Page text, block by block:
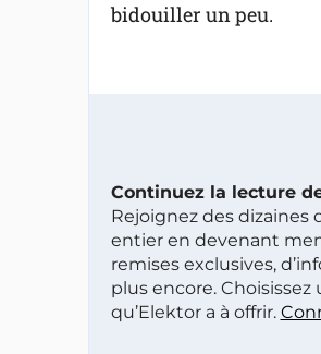
bidouiller un peu.
Continuez la lecture
Rejoignez des dizaines
entier en devenant
remises exclusives,
plus encore.
qu’Elektor a à offrir.